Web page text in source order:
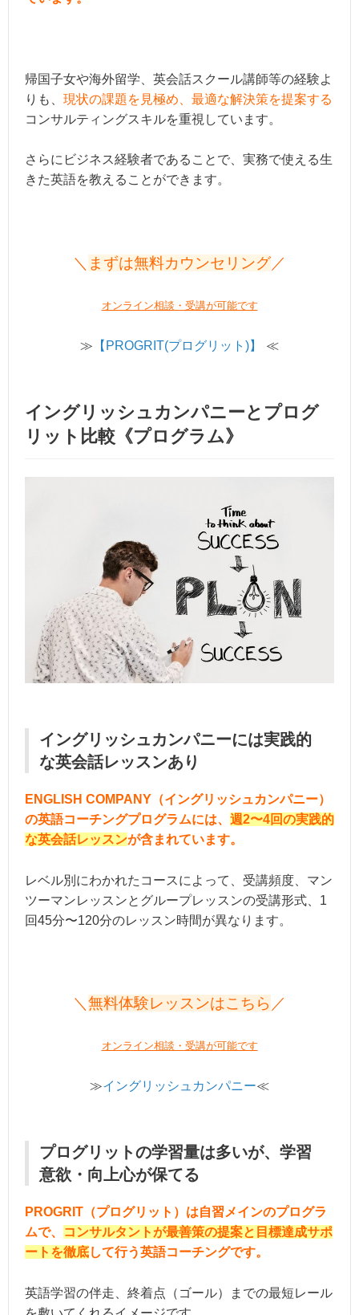
帰国子女や海外留学、英会話スクール講師等の経験よ
りも、 現状の課題を見極め、最適な解決策を提案する
コンサルティングスキルを重視しています。
さらにビジネス経験者であることで、実務で使える生
きた英語を教えることができます。
＼ まずは無料カウンセリング／
オンライン相談・受講が可能です
≫ 【PROGRIT(プログリット)】 ≪
イングリッシュカンパニーとプログ
リット比較《プログラム》
イングリッシュカンパニーには実践的
な英会話レッスンあり
ENGLISH COMPANY（イングリッシュカンパニー）
の英語コーチングプログラムには、 週2〜4回の実践的
な英会話レッスンが含まれています。
レベル別にわかれたコースによって、受講頻度、マン
ツーマンレッスンとグループレッスンの受講形式、1
回45分〜120分のレッスン時間が異なります。
＼ 無料体験レッスンはこちら ／
オンライン相談・受講が可能です
≫イングリッシュカンパニー≪
プログリットの学習量は多いが、学習
意欲・向上心が保てる
PROGRIT（プログリット）は自習メインのプログラ
ムで、
コンサルタントが最善策の提案と目標達成サポ
ートを徹底して行う英語コーチングです。
英語学習の伴走、終着点（ゴール）までの最短レール